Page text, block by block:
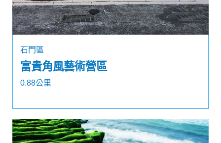
石門區
富貴角風藝術營區
0.88公里